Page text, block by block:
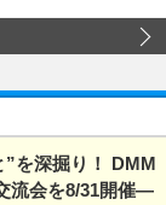
を深掘り！ DMM
流会を8/31開催―